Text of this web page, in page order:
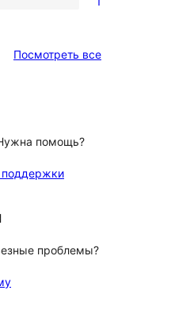
Посмотреть всеотзывы
помощь?
проблемы?